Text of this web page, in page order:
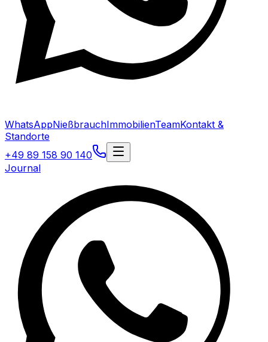
WhatsAppNießbrauchImmobilienTeamKontakt &
Standorte
+49 89 158 90 140
Journal